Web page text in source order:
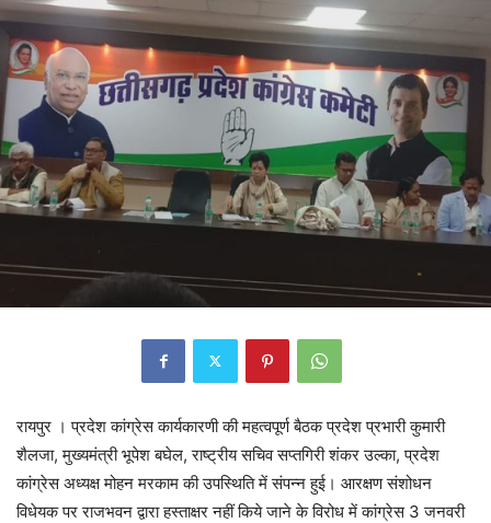
रायपुर । प्रदेश कांग्रेस कार्यकारणी की महत्वपूर्ण बैठक प्रदेश प्रभारी कुमारी
शैलजा, मुख्यमंत्री भूपेश बघेल, राष्ट्रीय सचिव सप्तगिरी शंकर उल्का, प्रदेश
कांग्रेस अध्यक्ष मोहन मरकाम की उपस्थिति में संपन्न हुई। आरक्षण संशोधन
विधेयक पर राजभवन द्वारा हस्ताक्षर नहीं किये जाने के विरोध में कांग्रेस 3 जनवरी